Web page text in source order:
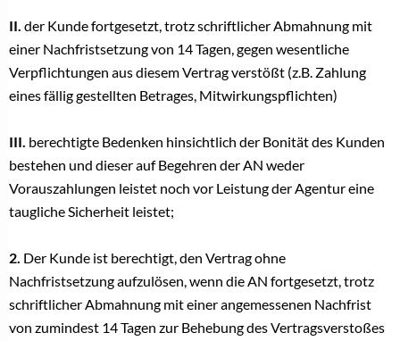
II. der Kunde fortgesetzt, trotz schriftlicher Abmahnung mit
einer Nachfristsetzung von 14 Tagen, gegen wesentliche
Verpflichtungen aus diesem Vertrag verstößt (z.B. Zahlung
eines fällig gestellten Betrages, Mitwirkungspflichten)
III. berechtigte Bedenken hinsichtlich der Bonität des Kunden
bestehen und dieser auf Begehren der AN weder
Vorauszahlungen leistet noch vor Leistung der Agentur eine
taugliche Sicherheit leistet;
2. Der Kunde ist berechtigt, den Vertrag ohne
Nachfristsetzung aufzulösen, wenn die AN fortgesetzt, trotz
schriftlicher Abmahnung mit einer angemessenen Nachfrist
von zumindest 14 Tagen zur Behebung des Vertragsverstoßes